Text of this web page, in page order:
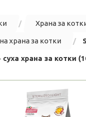
Храна за
храна за котки
храна за котки